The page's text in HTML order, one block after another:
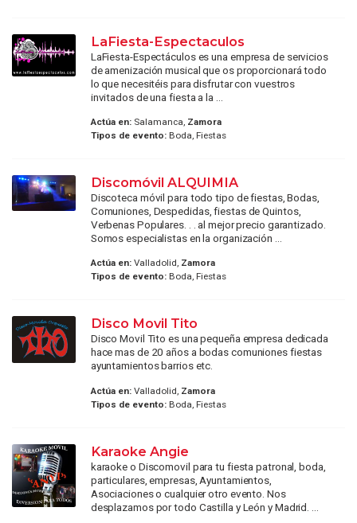
LaFiesta-Espectaculos
LaFiesta-Espectáculos es una empresa de servicios
de amenización musical que os proporcionará todo
lo que necesitéis para disfrutar con vuestros
invitados de una fiesta a la ...
Actúa en:Salamanca, Zamora
Tipos de evento:Boda, Fiestas
Discomóvil ALQUIMIA
Discoteca móvil para todo tipo de fiestas, Bodas,
Comuniones, Despedidas, fiestas de Quintos,
Verbenas Populares. . . al mejor precio garantizado.
Somos especialistas en la organización ...
Actúa en:Valladolid, Zamora
Tipos de evento:Boda, Fiestas
Disco Movil Tito
Disco Movil Tito es una pequeña empresa dedicada
hace mas de 20 años a bodas comuniones fiestas
ayuntamientos barrios etc.
Actúa en:Valladolid, Zamora
Tipos de evento:Boda, Fiestas
Karaoke Angie
karaoke o Discomovil para tu fiesta patronal, boda,
particulares, empresas, Ayuntamientos,
Asociaciones o cualquier otro evento. Nos
desplazamos por todo Castilla y León y Madrid. ...